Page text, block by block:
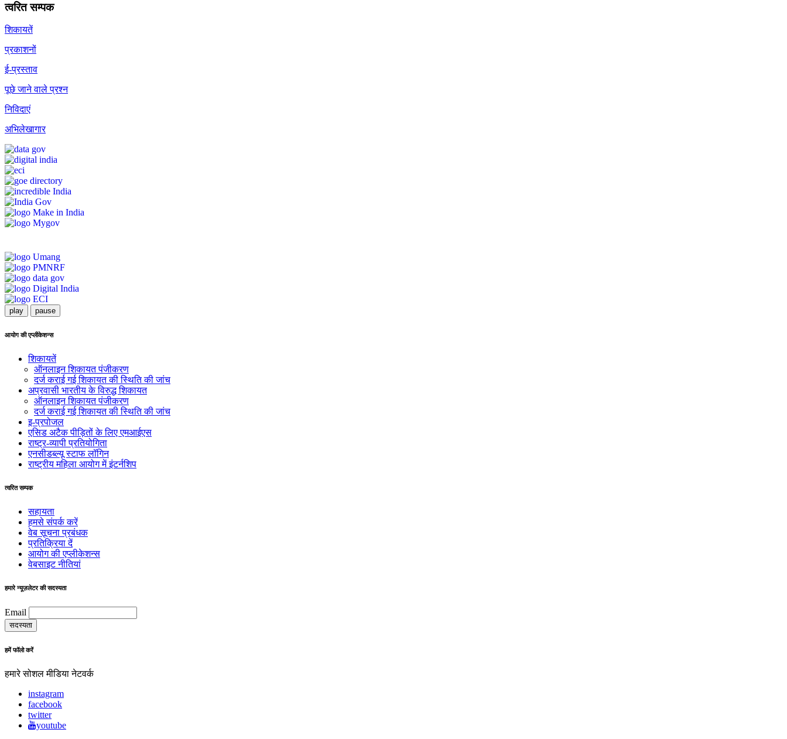
त्वरित सम्पक
शिकायतें
प्रकाशनों
ई-प्रस्ताव
पूछे जाने वाले प्रश्न
निविदाएं
अभिलेखागार
play pause
आयोग की एप्लीकेशन्स
शिकायतें
ऑनलाइन शिकायत पंजीकरण
दर्ज कराई गई शिकायत की स्थिति की जांच
अप्रवासी भारतीय के विरुद्ध शिकायत
ऑनलाइन शिकायत पंजीकरण
दर्ज कराई गई शिकायत की स्थिति की जांच
इ-प्रपोजल
एसिड अटैक पीड़ितों के लिए एमआईएस
राष्ट्र-व्यापी प्रतियोगिता
एनसीडब्ल्यू स्टाफ लॉगिन
राष्ट्रीय महिला आयोग में इंटर्नशिप
त्वरित सम्पक
सहायता
हमसे संपर्क करें
वेब सूचना प्रबंधक
प्रतिक्रिया दें
आयोग की एप्लीकेशन्स
वेबसाइट नीतियां
हमारे न्यूज़लेटर की सदस्यता
Email
हमें फॉलो करें
हमारे सोशल मीडिया नेटवर्क
instagram
facebook
twitter
youtube